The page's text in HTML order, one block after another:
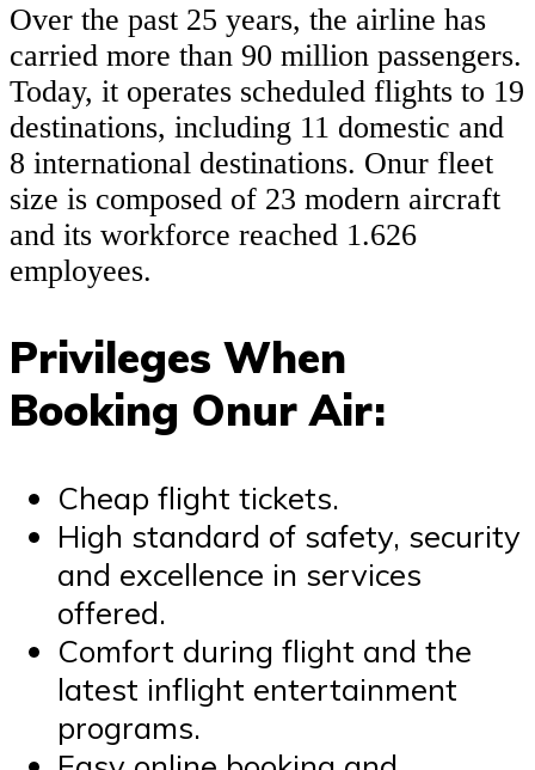
Over the past 25 years, the airline has
carried more than 90 million passengers.
Today, it operates scheduled flights to 19
destinations, including 11 domestic and
8 international destinations. Onur fleet
size is composed of 23 modern aircraft
and its workforce reached 1.626
employees.
Privileges When
Booking Onur Air:
Cheap flight tickets.
High standard of safety, security
and excellence in services
offered.
Comfort during flight and the
latest inflight entertainment
programs.